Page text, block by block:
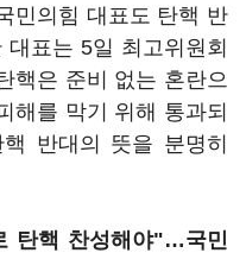
민의힘 대표도 탄핵 반
표는 5일 최고위원회
핵은 준비 없는 혼란으
해를 막기 위해 통과되
반대의 뜻을 분명히
탄핵 찬성해야"…국민